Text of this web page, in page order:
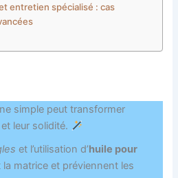
entretien spécialisé : cas
simple peut transformer
et leur solidité.
et l’utilisation d’huile pour
matrice et préviennent les